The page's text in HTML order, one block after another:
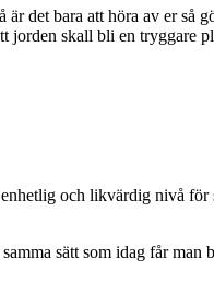
är det bara att höra av er
jorden skall bli en tryggare
och likvärdig nivå
sätt som idag får